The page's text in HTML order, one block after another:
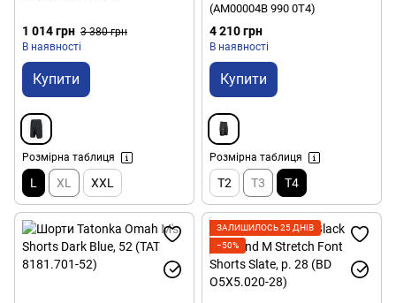
1 014 грн 3 380 грн
В наявності
Купити
Розмірна таблиця
L XL XXL
(AM00004B 990 0T4)
4 210 грн
В наявності
Купити
Розмірна таблиця
T2 T3 T4
ЗАЛИШИЛОСЬ 25 ДНІВ
−50%